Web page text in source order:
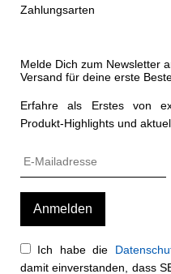
Zahlungsarten
Melde Dich zum Newsletter
Versand für deine erste
Erfahre als Erstes von
Produkt-Highlights und
Ich habe die
damit einverstanden, dass